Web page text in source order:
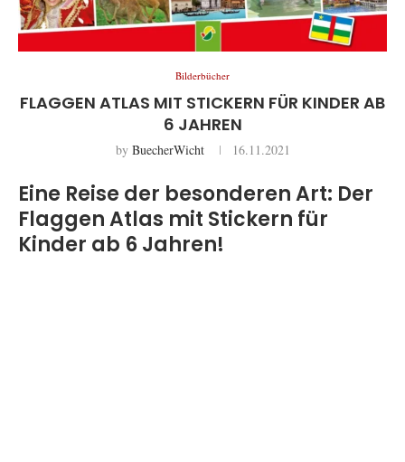
Bilderbücher
FLAGGEN ATLAS MIT STICKERN FÜR KINDER AB
6 JAHREN
by BuecherWicht 16.11.2021
Eine Reise der besonderen Art: Der
Flaggen Atlas mit Stickern für
Kinder ab 6 Jahren!